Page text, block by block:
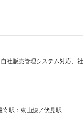
社販売管理システム対応、社
駅：東山線／伏見駅...